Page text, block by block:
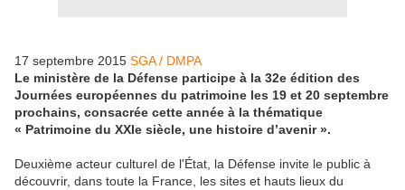
17 septembre 2015 SGA / DMPA
Le ministère de la Défense participe à la 32e édition des
Journées européennes du patrimoine les 19 et 20 septembre
prochains, consacrée cette année à la thématique
« Patrimoine du XXIe siècle, une histoire d’avenir ».
Deuxième acteur culturel de l'État, la Défense invite le public à
découvrir, dans toute la France, les sites et hauts lieux du